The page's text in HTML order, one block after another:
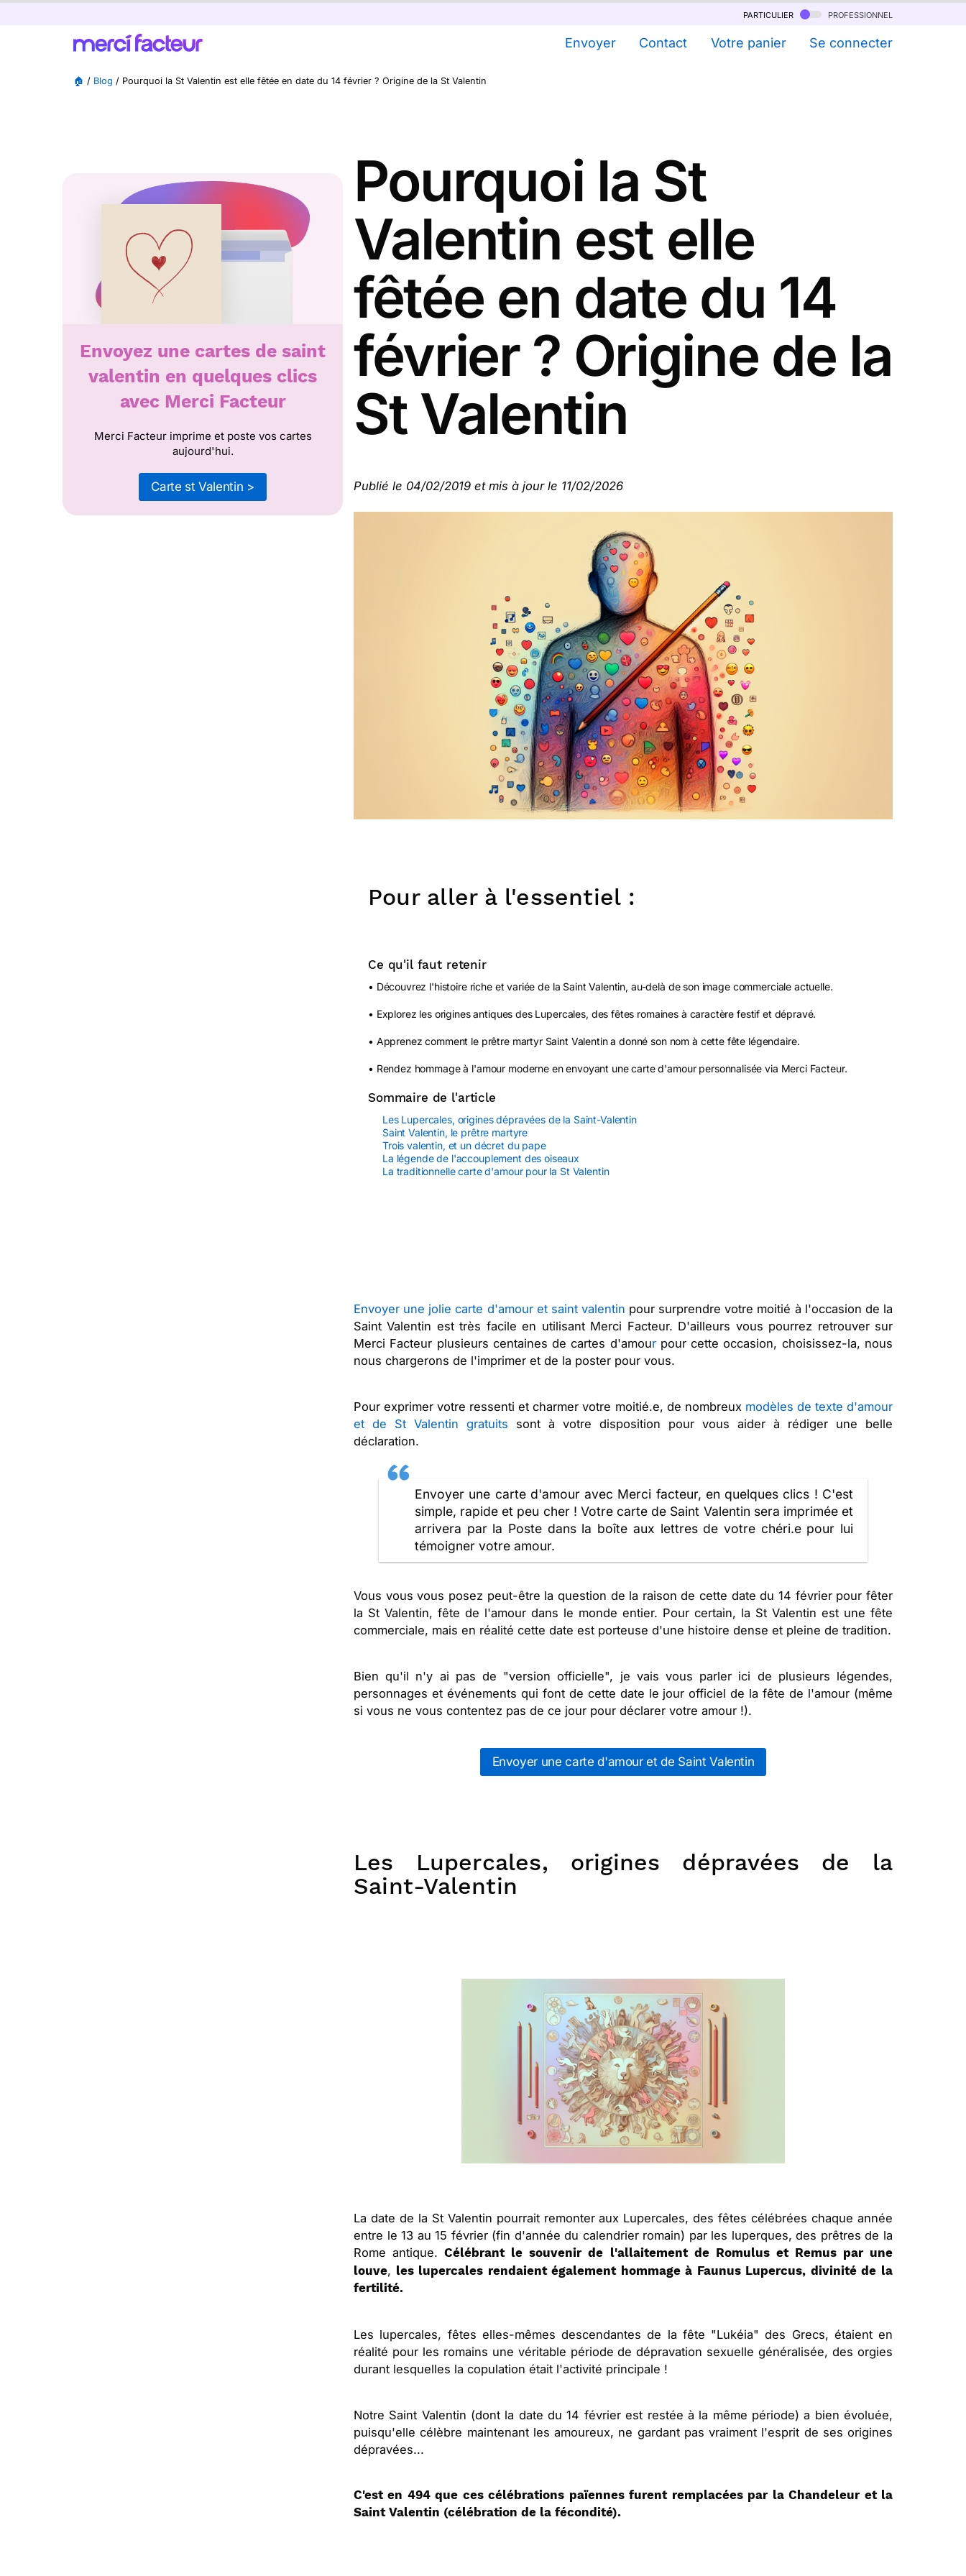
particulier professionnel
Envoyer Contact Votre panier Se connecter
🏠 / Blog / Pourquoi la St Valentin est elle fêtée en date du 14 février ? Origine de la St Valentin
Envoyez une cartes de saint
valentin en quelques clics
avec Merci Facteur
Merci Facteur imprime et poste vos cartes
aujourd'hui.
Carte st Valentin >
Pourquoi la St
Valentin est elle
fêtée en date du 14
février ? Origine de la
St Valentin
Publié le 04/02/2019 et mis à jour le 11/02/2026
Pour aller à l'essentiel :
Ce qu'il faut retenir
• Découvrez l'histoire riche et variée de la Saint Valentin, au-delà de son image commerciale actuelle.
• Explorez les origines antiques des Lupercales, des fêtes romaines à caractère festif et dépravé.
• Apprenez comment le prêtre martyr Saint Valentin a donné son nom à cette fête légendaire.
• Rendez hommage à l'amour moderne en envoyant une carte d'amour personnalisée via Merci Facteur.
Sommaire de l'article
Les Lupercales, origines dépravées de la Saint-Valentin
Saint Valentin, le prêtre martyre
Trois valentin, et un décret du pape
La légende de l'accouplement des oiseaux
La traditionnelle carte d'amour pour la St Valentin
Envoyer une jolie carte d'amour et saint valentin pour surprendre votre moitié à l'occasion de la
Saint Valentin est très facile en utilisant Merci Facteur. D'ailleurs vous pourrez retrouver sur
Merci Facteur plusieurs centaines de cartes d'amourpour cette occasion, choisissez-la, nous
nous chargerons de l'imprimer et de la poster pour vous.
Pour exprimer votre ressenti et charmer votre moitié.e, de nombreux modèles de texte d'amour
et de St Valentin gratuits sont à votre disposition pour vous aider à rédiger une belle
déclaration.
Envoyer une carte d'amour avec Merci facteur, en quelques clics ! C'est
simple, rapide et peu cher ! Votre carte de Saint Valentin sera imprimée et
arrivera par la Poste dans la boîte aux lettres de votre chéri.e pour lui
témoigner votre amour.
Vous vous vous posez peut-être la question de la raison de cette date du 14 février pour fêter
la St Valentin, fête de l'amour dans le monde entier. Pour certain, la St Valentin est une fête
commerciale, mais en réalité cette date est porteuse d'une histoire dense et pleine de tradition.
Bien qu'il n'y ai pas de "version officielle", je vais vous parler ici de plusieurs légendes,
personnages et événements qui font de cette date le jour officiel de la fête de l'amour (même
si vous ne vous contentez pas de ce jour pour déclarer votre amour !).
Envoyer une carte d'amour et de Saint Valentin
Les Lupercales, origines dépravées de la
Saint-Valentin
La date de la St Valentin pourrait remonter aux Lupercales, des fêtes célébrées chaque année
entre le 13 au 15 février (fin d'année du calendrier romain) par les luperques, des prêtres de la
Rome antique.Célébrant le souvenir de l'allaitement de Romulus et Remus par une
louve, les lupercales rendaient également hommage à Faunus Lupercus, divinité de la
fertilité.
Les lupercales, fêtes elles-mêmes descendantes de la fête "Lukéia" des Grecs, étaient en
réalité pour les romains une véritable période de dépravation sexuelle généralisée, des orgies
durant lesquelles la copulation était l'activité principale !
Notre Saint Valentin (dont la date du 14 février est restée à la même période) a bien évoluée,
puisqu'elle célèbre maintenant les amoureux, ne gardant pas vraiment l'esprit de ses origines
dépravées...
C'est en 494 que ces célébrations païennes furent remplacées par la Chandeleur et la
Saint Valentin (célébration de la fécondité).